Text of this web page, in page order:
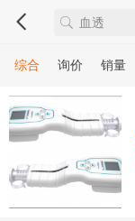
综合 询价 销量